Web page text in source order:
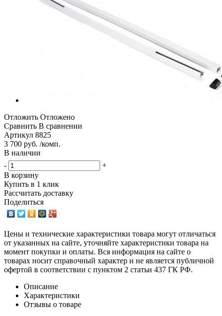
Отложить Отложено
Сравнить В сравнении
Артикул 8825
3 700 руб. /комп.
В наличии
-
+
В корзину
Купить в 1 клик
Рассчитать доставку
Поделиться
Цены и технические характеристики товара могут отличаться
от указанных на сайте, уточняйте характеристики товара на
момент покупки и оплаты. Вся информация на сайте о
товарах носит справочный характер и не является публичной
офертой в соответствии с пунктом 2 статьи 437 ГК РФ.
Описание
Характеристики
Отзывы о товаре